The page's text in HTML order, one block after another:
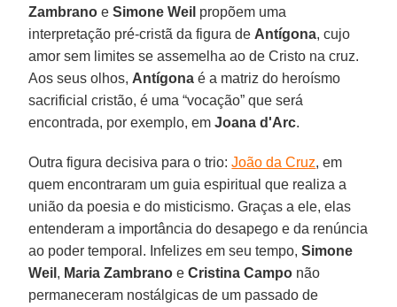
Zambrano e Simone Weil propõem uma
interpretação pré-cristã da figura de Antígona, cujo
amor sem limites se assemelha ao de Cristo na cruz.
Aos seus olhos, Antígona é a matriz do heroísmo
sacrificial cristão, é uma “vocação” que será
encontrada, por exemplo, emJoana d'Arc.
Outra figura decisiva para o trio:João da Cruz, em
quem encontraram um guia espiritual que realiza a
união da poesia e do misticismo. Graças a ele, elas
entenderam a importância do desapego e da renúncia
ao poder temporal. Infelizes em seu tempo,Simone
Weil , Maria Zambrano eCristina Campo não
permaneceram nostálgicas de um passado de